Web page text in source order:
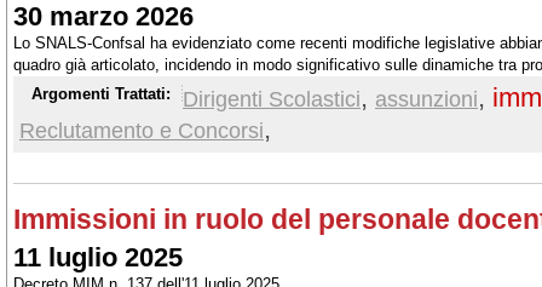
30 marzo 2026
Lo SNALS-Confsal ha evidenziato come recenti modifiche legislative
quadro già articolato, incidendo in modo significativo sulle dinamiche tra
riservata. Ha, quindi, ribadito la necessità di criteri chiari, uniformi e
disposizioni, anche con l'automazione della procedura di mobilità, per
piena tutela dei candidati di entrambe le procedure concorsuali
Argomenti Trattati: Dirigenti Scolastici, assunzioni,
Reclutamento e Concorsi,
Immissioni in ruolo del personale
11 luglio 2025